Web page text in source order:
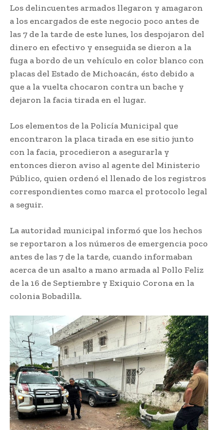
Los delincuentes armados llegaron y amagaron
a los encargados de este negocio poco antes de
las 7 de la tarde de este lunes, los despojaron del
dinero en efectivo y enseguida se dieron a la
fuga a bordo de un vehículo en color blanco con
placas del Estado de Michoacán, ésto debido a
que a la vuelta chocaron contra un bache y
dejaron la facia tirada en el lugar.
Los elementos de la Policía Municipal que
encontraron la placa tirada en ese sitio junto
con la facia, procedieron a asegurarla y
entonces dieron aviso al agente del Ministerio
Público, quien ordenó el llenado de los registros
correspondientes como marca el protocolo legal
a seguir.
La autoridad municipal informó que los hechos
se reportaron a los números de emergencia poco
antes de las 7 de la tarde, cuando informaban
acerca de un asalto a mano armada al Pollo Feliz
de la 16 de Septiembre y Exiquio Corona en la
colonia Bobadilla.